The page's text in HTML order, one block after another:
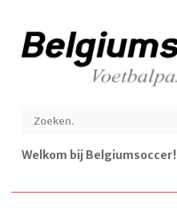
Welkom bij Belgiumsoccer!